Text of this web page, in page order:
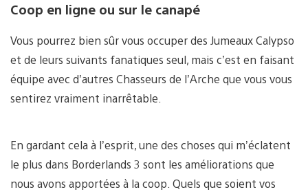
Coop en ligne ou sur le canapé
Vous pourrez bien sûr vous occuper des Jumeaux Calypso
et de leurs suivants fanatiques seul, mais c’est en faisant
équipe avec d’autres Chasseurs de l’Arche que vous vous
sentirez vraiment inarrêtable.
En gardant cela à l’esprit, une des choses qui m’éclatent
le plus dans Borderlands 3 sont les améliorations que
nous avons apportées à la coop. Quels que soient vos